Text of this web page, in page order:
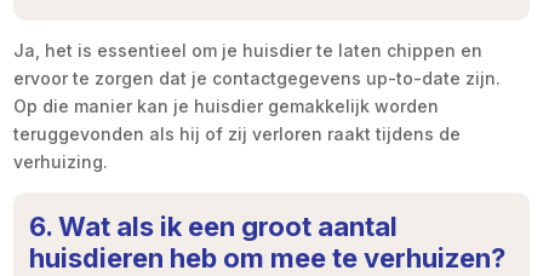
Ja, het is essentieel om je huisdier te laten chippen en
ervoor te zorgen dat je contactgegevens up-to-date zijn.
Op die manier kan je huisdier gemakkelijk worden
teruggevonden als hij of zij verloren raakt tijdens de
verhuizing.
6. Wat als ik een groot aantal
huisdieren heb om mee te verhuizen?